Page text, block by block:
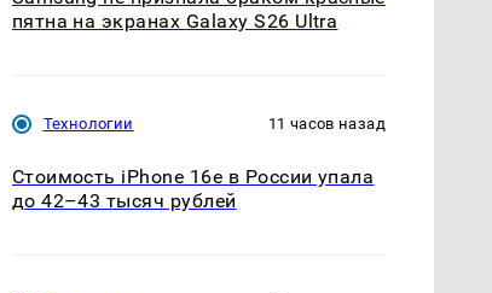
пятна на экранах Galaxy S26 Ultra
Технологии 11 часов назад
Стоимость iPhone 16e в России упала
до 42–43 тысяч рублей